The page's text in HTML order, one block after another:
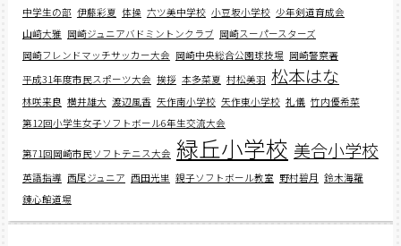
中学生の部 伊藤彩夏 体操 六ツ美中学校 小豆坂小学校 少年剣道育成会
山﨑大雅 岡崎ジュニアバドミントンクラブ 岡崎スーパースターズ
岡崎フレンドマッチサッカー大会 岡崎中央総合公園球技場 岡崎警察署
平成31年度市民スポーツ大会 挨拶 本多菜夏 村松美羽 松本はな
林咲来良 横井雄大 渡辺風香 矢作南小学校 矢作東小学校 礼儀 竹内優希菜
第12回小学生女子ソフトボール6年生交流大会
第71回岡崎市民ソフトテニス大会 緑丘小学校 美合小学校
英語指導 西尾ジュニア 西田光里 親子ソフトボール教室 野村碧月 鈴木海羅
錬心館道場